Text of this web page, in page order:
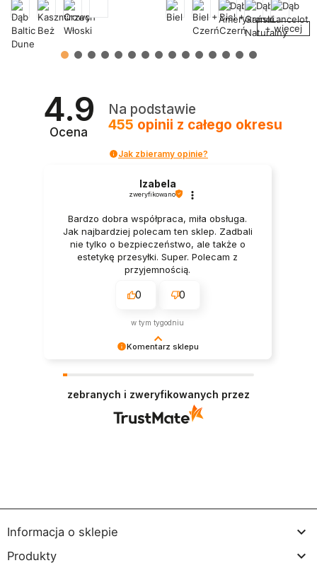
+ więcej
4.9
Ocena
Na podstawie
455 opinii z całego okresu
Jak zbieramy opinie?
Komentarz sklepu
że jesteśmy na właściwym torze :) Z
pozdrowieniami, obsługa sklepu.
Izabela
zweryfikowano
Bardzo dobra współpraca, miła obsługa.
Jak najbardziej polecam ten sklep. Zadbali
nie tylko o bezpieczeństwo, ale także o
estetykę przesyłki. Super. Polecam z
przyjemnością.
0 0
w tym tygodniu
zebranych i zweryfikowanych przez
Informacja o sklepie 
Produkty 